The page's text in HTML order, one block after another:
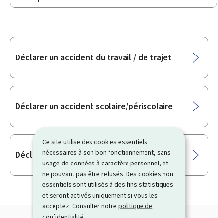
Ce site utilise des cookies essentiels
nécessaires à son bon fonctionnement, sans
usage de données à caractère personnel, et
ne pouvant pas être refusés. Des cookies non
essentiels sont utilisés à des fins statistiques
et seront activés uniquement si vous les
acceptez. Consulter notrepolitique de
Sous-
Déclarer un accident du travail / de trajet
Déclarer un accident scolaire/périscolaire
Déclarer une maladie professionnelle